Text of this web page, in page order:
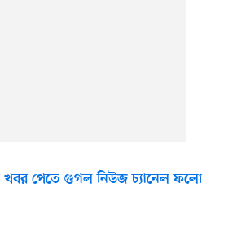
পেতে গুগল নিউজ চ্যানেল ফলো